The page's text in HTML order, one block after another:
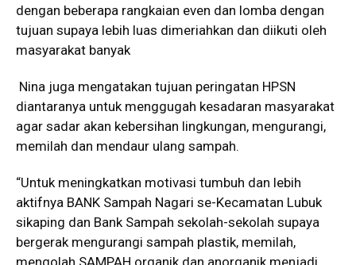
dengan beberapa rangkaian even dan lomba dengan
tujuan supaya lebih luas dimeriahkan dan diikuti oleh
masyarakat banyak
Nina juga mengatakan tujuan peringatan HPSN
diantaranya untuk menggugah kesadaran masyarakat
agar sadar akan kebersihan lingkungan, mengurangi,
memilah dan mendaur ulang sampah.
“Untuk meningkatkan motivasi tumbuh dan lebih
aktifnya BANK Sampah Nagari se-Kecamatan Lubuk
sikaping dan Bank Sampah sekolah-sekolah supaya
bergerak mengurangi sampah plastik, memilah,